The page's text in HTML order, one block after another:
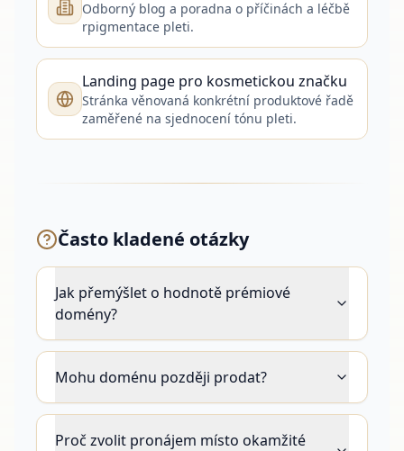
Odborný blog a poradna o příčinách a léčbě
rpigmentace pleti.
Landing page pro kosmetickou značku
Stránka věnovaná konkrétní produktové řadě
zaměřené na sjednocení tónu pleti.
Často kladené otázky
Jak přemýšlet o hodnotě prémiové
domény?
Mohu doménu později prodat?
Proč zvolit pronájem místo okamžité